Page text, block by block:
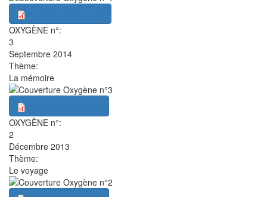
OXYGÈNE n°:
3
Septembre 2014
Thème:
La mémoire
OXYGÈNE n°:
2
Décembre 2013
Thème:
Le voyage